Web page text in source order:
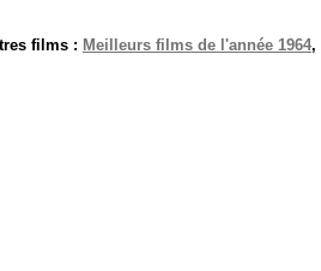
films : Meilleurs films de l'année 1964,